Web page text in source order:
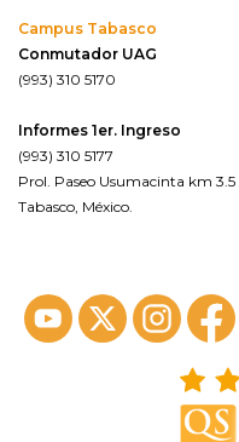
Campus Tabasco
Conmutador UAG
(993) 310 5170
Informes 1er. Ingreso
(993) 310 5177
Prol. Paseo Usumacinta km
Tabasco, México.